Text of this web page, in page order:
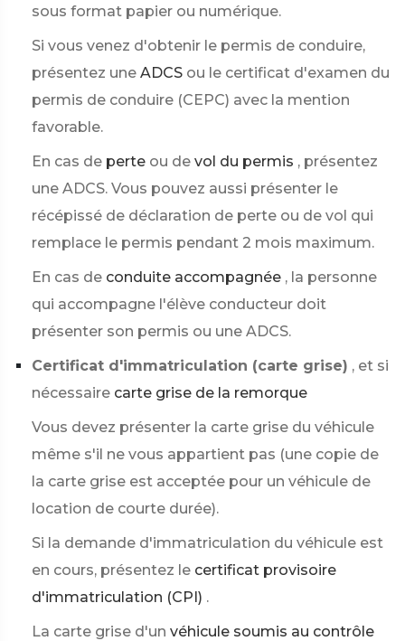
sous format papier ou numérique.
Si vous venez d'obtenir le permis de conduire,
présentez une ADCS ou le certificat d'examen du
permis de conduire (CEPC) avec la mention
favorable.
En cas de perte ou de vol du permis , présentez
une ADCS. Vous pouvez aussi présenter le
récépissé de déclaration de perte ou de vol qui
remplace le permis pendant 2 mois maximum.
En cas de conduite accompagnée , la personne
qui accompagne l'élève conducteur doit
présenter son permis ou une ADCS.
Certificat d'immatriculation (carte grise) , et si
nécessaire carte grise de la remorque
Vous devez présenter la carte grise du véhicule
même s'il ne vous appartient pas (une copie de
la carte grise est acceptée pour un véhicule de
location de courte durée).
Si la demande d'immatriculation du véhicule est
en cours, présentez le certificat provisoire
d'immatriculation (CPI) .
La carte grise d'un véhicule soumis au contrôle